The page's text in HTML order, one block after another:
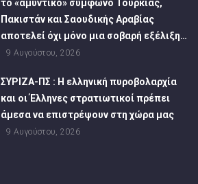
το «αμυντικό» σύμφωνο Τουρκίας,
Πακιστάν και Σαουδικής Αραβίας
αποτελεί όχι μόνο μια σοβαρή εξέλιξη…
9 Αυγούστου, 2026
ΣΥΡΙΖΑ-ΠΣ : Η ελληνική πυροβολαρχία
και οι Έλληνες στρατιωτικοί πρέπει
άμεσα να επιστρέψουν στη χώρα μας
9 Αυγούστου, 2026